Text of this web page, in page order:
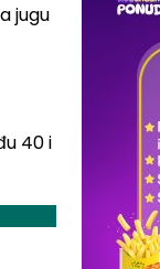
jugu
40 i